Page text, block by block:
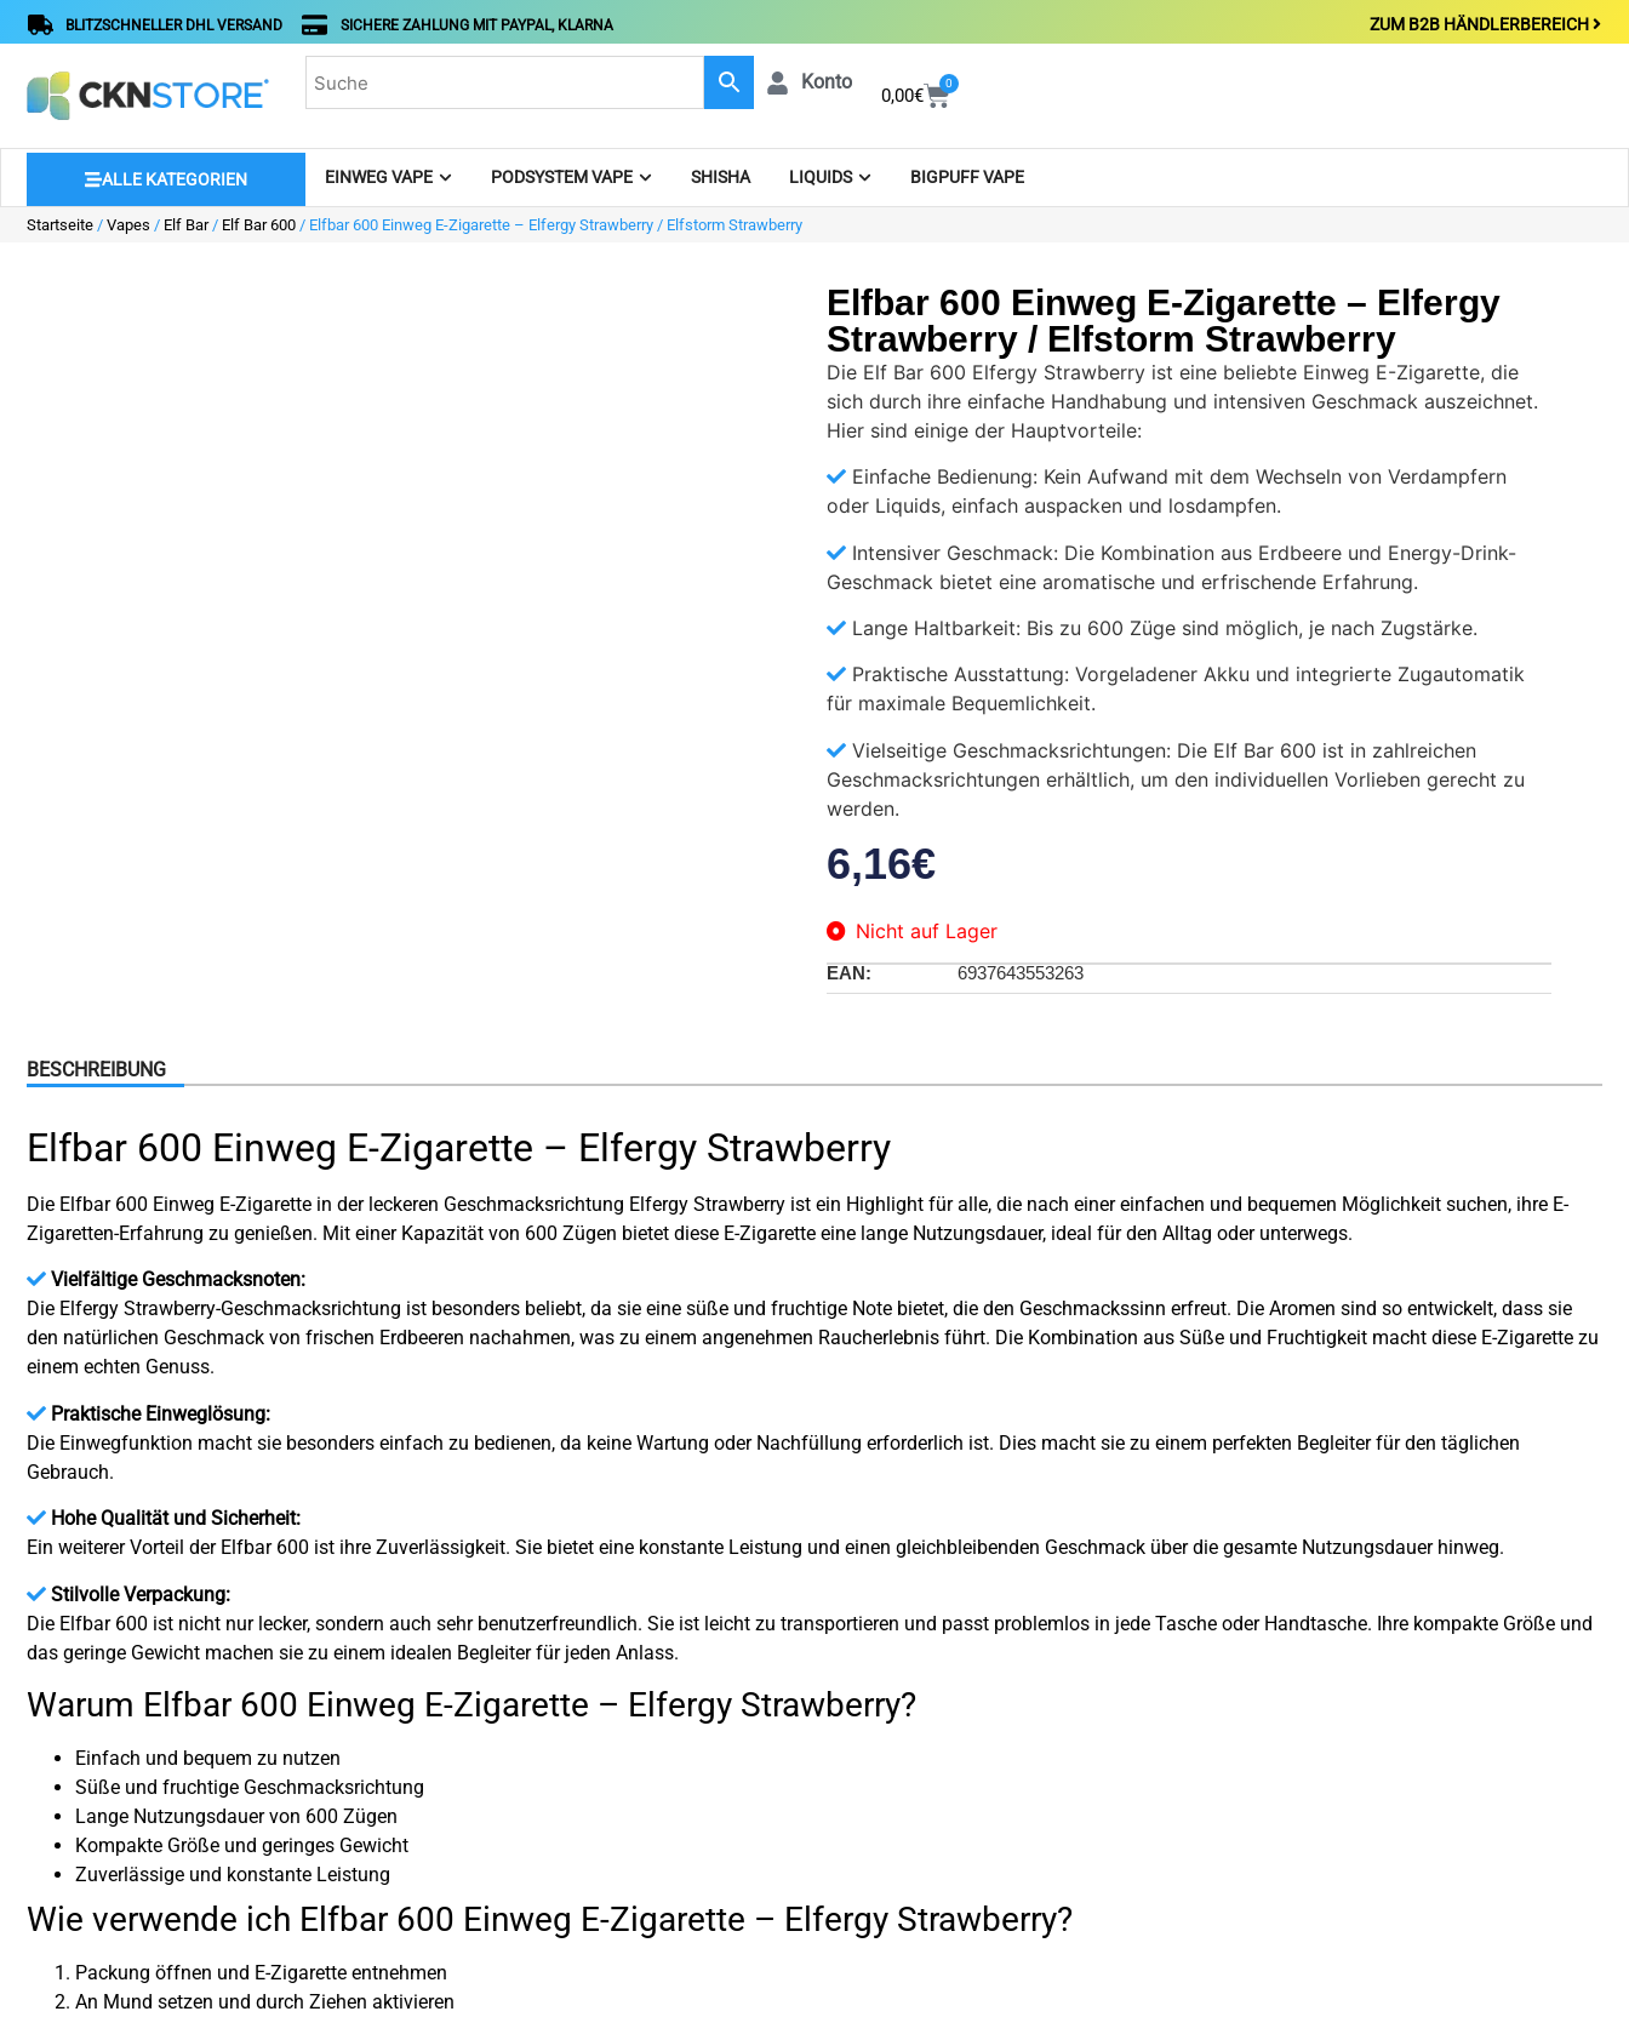
ZUM B2B HÄNDLERBEREICH
BLITZSCHNELLER DHL VERSAND SICHERE ZAHLUNG MIT PAYPAL, KLARNA
Konto
0,00€
0
ALLE KATEGORIEN EINWEG VAPE PODSYSTEM VAPE SHISHA LIQUIDS BIGPUFF VAPE
Startseite / Vapes / Elf Bar/ Elf Bar 600 / Elfbar 600 Einweg E-Zigarette – Elfergy Strawberry / Elfstorm Strawberry
Elfbar 600 Einweg E-Zigarette – Elfergy
Strawberry / Elfstorm Strawberry
Die Elf Bar 600 Elfergy Strawberry ist eine beliebte Einweg E-Zigarette, die
sich durch ihre einfache Handhabung und intensiven Geschmack auszeichnet.
Hier sind einige der Hauptvorteile:
Einfache Bedienung: Kein Aufwand mit dem Wechseln von Verdampfern
oder Liquids, einfach auspacken und losdampfen.
Intensiver Geschmack: Die Kombination aus Erdbeere und Energy-Drink-
Geschmack bietet eine aromatische und erfrischende Erfahrung.
Lange Haltbarkeit: Bis zu 600 Züge sind möglich, je nach Zugstärke.
Praktische Ausstattung: Vorgeladener Akku und integrierte Zugautomatik
für maximale Bequemlichkeit.
Vielseitige Geschmacksrichtungen: Die Elf Bar 600 ist in zahlreichen
Geschmacksrichtungen erhältlich, um den individuellen Vorlieben gerecht zu
werden.
6,16€
Nicht auf Lager
EAN: 6937643553263
BESCHREIBUNG
Elfbar 600 Einweg E-Zigarette – Elfergy Strawberry
Die Elfbar 600 Einweg E-Zigarette in der leckeren Geschmacksrichtung Elfergy Strawberry ist ein Highlight für alle, die nach einer einfachen und bequemen Möglichkeit suchen, ihre E-
Zigaretten-Erfahrung zu genießen. Mit einer Kapazität von 600 Zügen bietet diese E-Zigarette eine lange Nutzungsdauer, ideal für den Alltag oder unterwegs.
Vielfältige Geschmacksnoten:
Die Elfergy Strawberry-Geschmacksrichtung ist besonders beliebt, da sie eine süße und fruchtige Note bietet, die den Geschmackssinn erfreut. Die Aromen sind so entwickelt, dass sie
den natürlichen Geschmack von frischen Erdbeeren nachahmen, was zu einem angenehmen Raucherlebnis führt. Die Kombination aus Süße und Fruchtigkeit macht diese E-Zigarette zu
einem echten Genuss.
Praktische Einweglösung:
Die Einwegfunktion macht sie besonders einfach zu bedienen, da keine Wartung oder Nachfüllung erforderlich ist. Dies macht sie zu einem perfekten Begleiter für den täglichen
Gebrauch.
Hohe Qualität und Sicherheit:
Ein weiterer Vorteil der Elfbar 600 ist ihre Zuverlässigkeit. Sie bietet eine konstante Leistung und einen gleichbleibenden Geschmack über die gesamte Nutzungsdauer hinweg.
Stilvolle Verpackung:
Die Elfbar 600 ist nicht nur lecker, sondern auch sehr benutzerfreundlich. Sie ist leicht zu transportieren und passt problemlos in jede Tasche oder Handtasche. Ihre kompakte Größe und
das geringe Gewicht machen sie zu einem idealen Begleiter für jeden Anlass.
Warum Elfbar 600 Einweg E-Zigarette – Elfergy Strawberry?
Einfach und bequem zu nutzen
Süße und fruchtige Geschmacksrichtung
Lange Nutzungsdauer von 600 Zügen
Kompakte Größe und geringes Gewicht
Zuverlässige und konstante Leistung
Wie verwende ich Elfbar 600 Einweg E-Zigarette – Elfergy Strawberry?
Packung öffnen und E-Zigarette entnehmen
An Mund setzen und durch Ziehen aktivieren